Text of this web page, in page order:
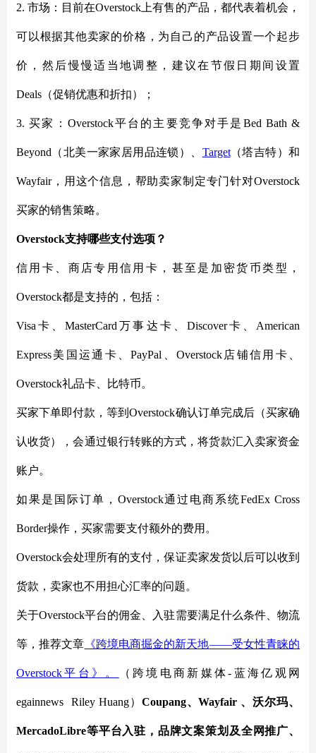
2. 市场：目前在Overstock上有售的产品，都代表着机会，
可以根据其他卖家的价格，为自己的产品设置一个起步
价，然后慢慢适当地调整，建议在节假日期间设置
Deals（促销优惠和折扣）；
3. 买家：Overstock平台的主要竞争对手是Bed Bath &
Beyond（北美一家家居用品连锁）、 Target（塔吉特）和
Wayfair，用这个信息，帮助卖家制定专门针对Overstock
买家的销售策略。
Overstock支持哪些支付选项？
信用卡、商店专用信用卡，甚至是加密货币类型，
Overstock都是支持的，包括：
Visa卡、MasterCard万事达卡、Discover卡、American
Express美国运通卡、PayPal、Overstock店铺信用卡、
Overstock礼品卡、比特币。
买家下单即付款，等到Overstock确认订单完成后（买家确
认收货），会通过银行转账的方式，将货款汇入卖家资金
账户。
如果是国际订单， Overstock通过电商系统FedEx Cross
Border操作，买家需要支付额外的费用。
Overstock会处理所有的支付，保证卖家发货以后可以收到
货款，卖家也不用担心汇率的问题。
关于Overstock平台的佣金、入驻需要满足什么条件、物流
等，推荐文章 《跨境电商掘金的新天地——受女性青睐的
Overstock平台》。 （跨境电商新媒体-蓝海亿观网
egainnews Riley Huang） Coupang、Wayfair 、沃尔玛、
MercadoLibre等平台入驻，品牌文案策划及全网推广、